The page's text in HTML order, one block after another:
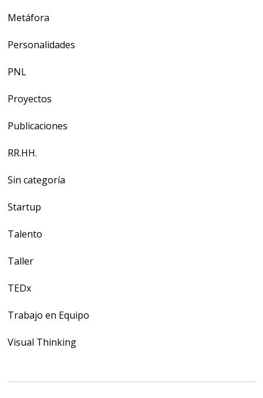
Metáfora
Personalidades
PNL
Proyectos
Publicaciones
RR.HH.
Sin categoría
Startup
Talento
Taller
TEDx
Trabajo en Equipo
Visual Thinking